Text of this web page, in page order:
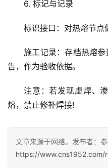
6. 标记与记录
标识接口：对热熔节点
施工记录：存档热熔
告，作为验收依据。
注意：若发现虚焊、
熔，禁止修补焊接!
文章来源于网络。发布者：
https://www.cns1952.com/